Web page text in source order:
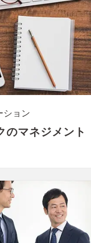
ション
のマネジメント